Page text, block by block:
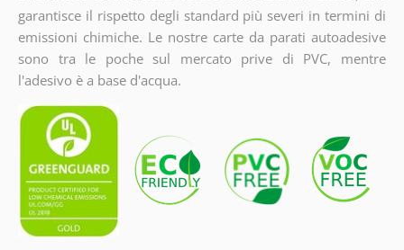
garantisce il rispetto degli standard più severi in termini di
emissioni chimiche. Le nostre carte da parati autoadesive
sono tra le poche sul mercato prive di PVC, mentre
l'adesivo è a base d'acqua.